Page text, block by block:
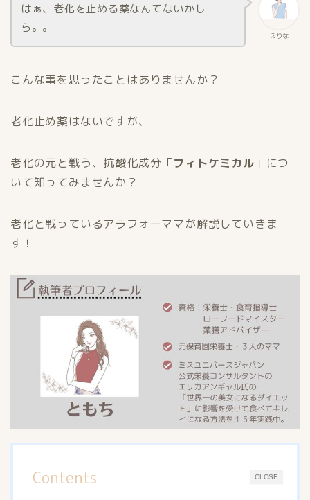
えりな
はぁ、老化を止める薬なんてないかし
ら。。
こんな事を思ったことはありませんか？
老化止め薬はないですが、
老化の元と戦う、抗酸化成分「フィトケミカル 」につ
いて知ってみませんか？
老化と戦っているアラフォーママが解説していきま
す！
CLOSE
Contents